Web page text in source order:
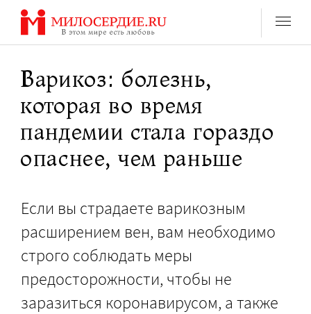
Перейти
содержанию
Варикоз: болезнь,
которая во время
пандемии стала гораздо
опаснее, чем раньше
Если вы страдаете варикозным
расширением вен, вам необходимо
строго соблюдать меры
предосторожности, чтобы не
заразиться коронавирусом, а также